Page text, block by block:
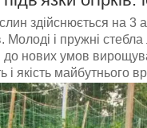
здійснюється на
і пружні
нових умов
і якість майбутнього